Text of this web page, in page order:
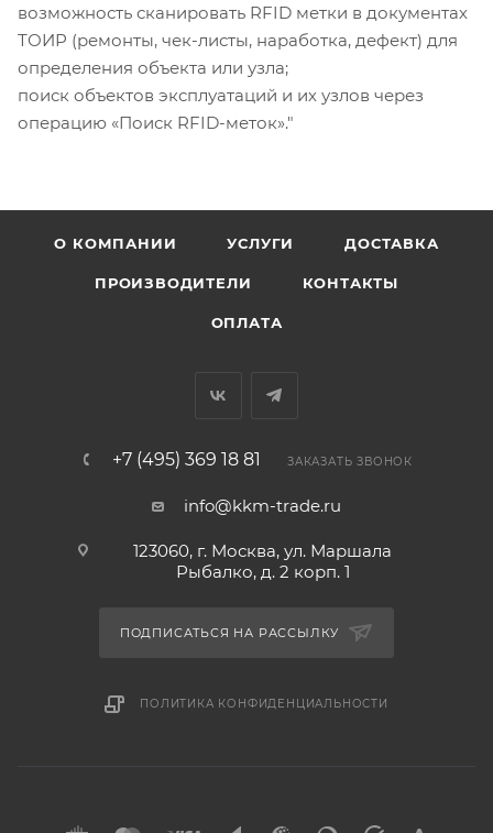
возможность сканировать RFID метки в документах
ТОИР (ремонты, чек-листы, наработка, дефект) для
определения объекта или узла;
поиск объектов эксплуатаций и их узлов через
операцию «Поиск RFID-меток»."
О КОМПАНИИ УСЛУГИ ДОСТАВКА
ПРОИЗВОДИТЕЛИ КОНТАКТЫ
ОПЛАТА
+7 (495) 369 18 81 ЗАКАЗАТЬ ЗВОНОК
info@kkm-trade.ru
123060, г. Москва, ул. Маршала
Рыбалко, д. 2 корп. 1
ПОДПИСАТЬСЯ НА РАССЫЛКУ
ПОЛИТИКА КОНФИДЕНЦИАЛЬНОСТИ